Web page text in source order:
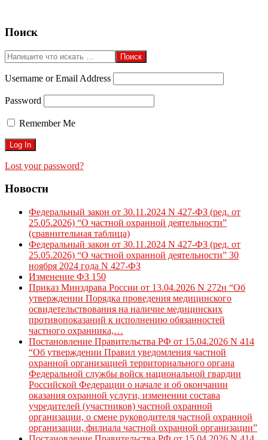
07-
Поиск
Поиск
Username or Email Address
Password
Remember Me
Lost your password?
Новости
Федеральный закон от 30.11.2024 N 427-ФЗ (ред. от
25.05.2026) “О частной охранной деятельности”
(сравнительная таблица)
Федеральный закон от 30.11.2024 N 427-ФЗ (ред. от
25.05.2026) “О частной охранной деятельности” 30
ноября 2024 года N 427-ФЗ
Изменение ФЗ 150
Приказ Минздрава России от 13.04.2026 N 272н “Об
утверждении Порядка проведения медицинского
освидетельствования на наличие медицинских
противопоказаний к исполнению обязанностей
частного охранника,…
Постановление Правительства РФ от 15.04.2026 N 414
“Об утверждении Правил уведомления частной
охранной организацией территориального органа
Федеральной службы войск национальной гвардии
Российской Федерации о начале и об окончании
оказания охранной услуги, изменении состава
учредителей (участников) частной охранной
организации, о смене руководителя частной охранной
организации, филиала частной охранной организации”